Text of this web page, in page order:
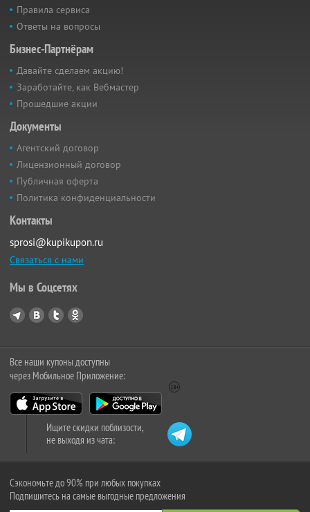
Правила сервиса
Ответы на вопросы
Бизнес-Партнёрам
Давайте сделаем акцию!
Заработайте, как Вебмастер
Прошедшие акции
Документы
Агентский договор
Лицензионный договор
Публичная оферта
Политика конфиденциальности
Контакты
sprosi@kupikupon.ru
Связаться с нами
Мы в Соцсетях
Все наши купоны доступны
через Мобильное Приложение:
Ищите скидки поблизости,
не выходя из чата:
Сэкономьте до 90% при любых покупках
Подпишитесь на самые выгодные предложения